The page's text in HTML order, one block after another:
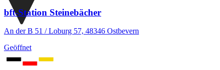
bft-Station Steinebächer
An der B 51 / Loburg 57, 48346 Ostbevern
Geöffnet